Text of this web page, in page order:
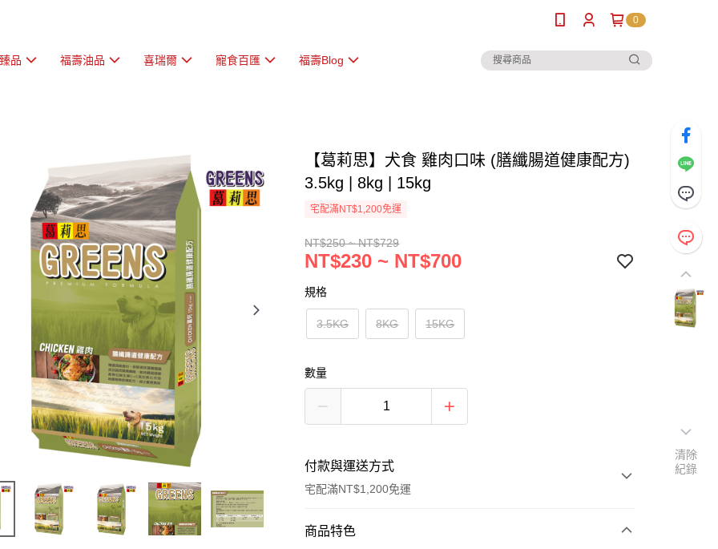
0
品 福壽油品 喜瑞爾 寵食百匯 福壽Blog
【葛莉思】犬食 雞肉口味 (膳纖腸道健康配方)
3.5kg | 8kg | 15kg
宅配滿NT$1,200免運
NT$250 ~ NT$729
NT$230 ~ NT$700
規格
3.5KG 8KG 15KG
數量
付款與運送方式
宅配滿NT$1,200免運
付款方式
商品特色
清除
紀錄